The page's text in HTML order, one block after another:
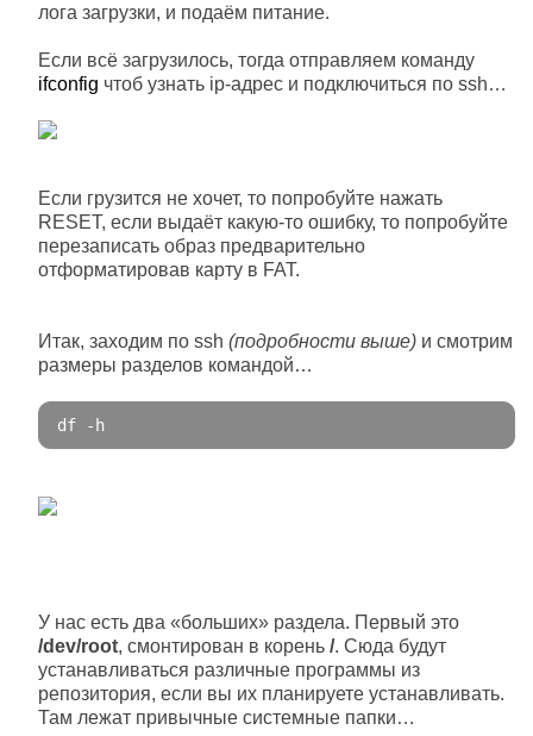
лога загрузки, и подаём питание.
Если всё загрузилось, тогда отправляем команду
ifconfig чтоб узнать ip-адрес и подключиться по ssh…
Если грузится не хочет, то попробуйте нажать
RESET, если выдаёт какую-то ошибку, то попробуйте
перезаписать образ предварительно
отформатировав карту в FAT.
Итак, заходим по ssh (подробности выше) и смотрим
размеры разделов командой…
df - h
У нас есть два «больших» раздела. Первый это
/dev/root, смонтирован в корень /. Сюда будут
устанавливаться различные программы из
репозитория, если вы их планируете устанавливать.
Там лежат привычные системные папки…